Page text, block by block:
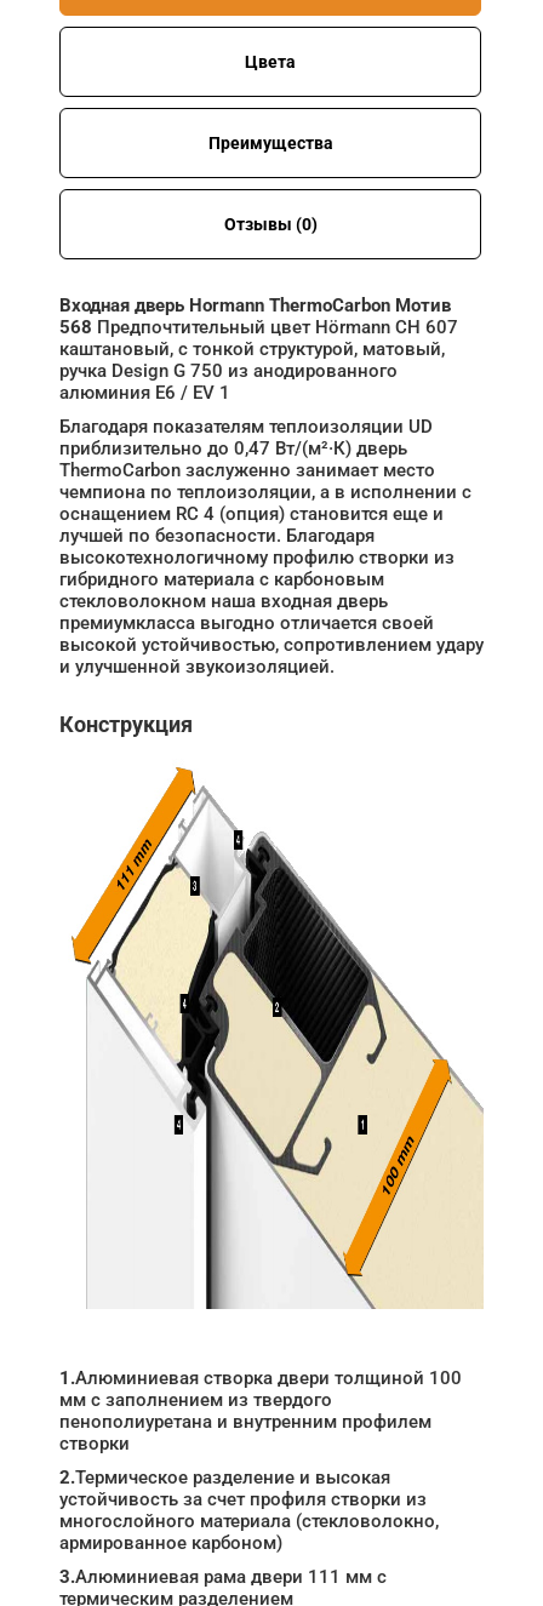
Цвета
Преимущества
Отзывы (0)
Входная дверь Hormann ThermoCarbon Мотив
568 Предпочтительный цвет Hörmann CH 607
каштановый, с тонкой структурой, матовый,
ручка Design G 750 из анодированного
алюминия E6 / EV 1
Благодаря показателям теплоизоляции UD
приблизительно до 0,47 Вт/(м²·К) дверь
ThermoCarbon заслуженно занимает место
чемпиона по теплоизоляции, а в исполнении с
оснащением RC 4 (опция) становится еще и
лучшей по безопасности. Благодаря
высокотехнологичному профилю створки из
гибридного материала с карбоновым
стекловолокном наша входная дверь
премиумкласса выгодно отличается своей
высокой устойчивостью, сопротивлением удару
и улучшенной звукоизоляцией.
Конструкция
1.Алюминиевая створка двери толщиной 100
мм с заполнением из твердого
пенополиуретана и внутренним профилем
створки
2.Термическое разделение и высокая
устойчивость за счет профиля створки из
многослойного материала (стекловолокно,
армированное карбоном)
3.Алюминиевая рама двери 111 мм с
термическим разделением